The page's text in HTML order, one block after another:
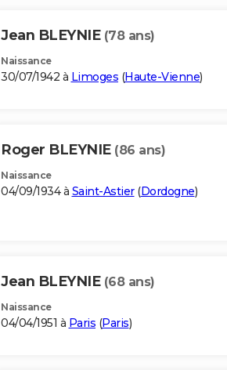
Jean BLEYNIE (78 ans)
Naissance
30/07/1942 à Limoges (Haute-Vienne)
Roger BLEYNIE (86 ans)
Naissance
04/09/1934 à Saint-Astier(Dordogne)
Jean BLEYNIE (68 ans)
Naissance
04/04/1951 à Paris (Paris)